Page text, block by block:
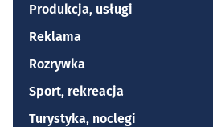
Produkcja, usługi
Reklama
Rozrywka
Sport, rekreacja
Turystyka, noclegi